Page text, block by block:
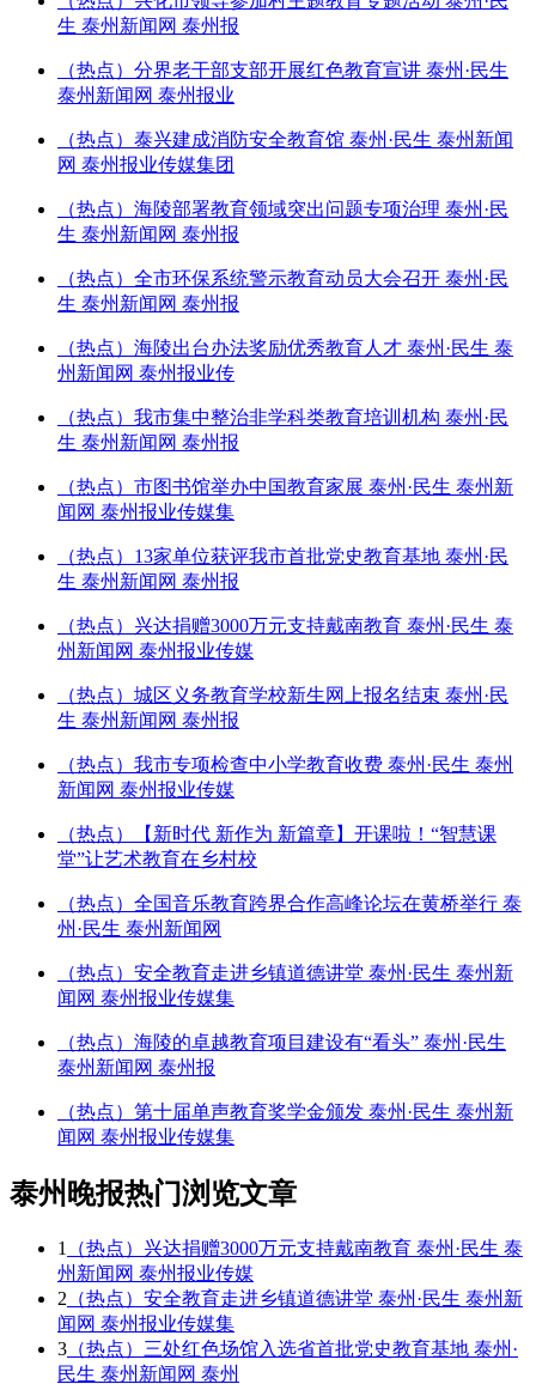
生 泰州新闻网 泰州报
（热点）分界老干部支部开展红色教育宣讲 泰州·民生
泰州新闻网 泰州报业
（热点）泰兴建成消防安全教育馆 泰州·民生 泰州新闻
网 泰州报业传媒集团
（热点）海陵部署教育领域突出问题专项治理 泰州·民
生 泰州新闻网 泰州报
（热点）全市环保系统警示教育动员大会召开 泰州·民
生 泰州新闻网 泰州报
（热点）海陵出台办法奖励优秀教育人才 泰州·民生 泰
州新闻网 泰州报业传
（热点）我市集中整治非学科类教育培训机构 泰州·民
生 泰州新闻网 泰州报
（热点）市图书馆举办中国教育家展 泰州·民生 泰州新
闻网 泰州报业传媒集
（热点）13家单位获评我市首批党史教育基地 泰州·民
生 泰州新闻网 泰州报
（热点）兴达捐赠3000万元支持戴南教育 泰州·民生 泰
州新闻网 泰州报业传媒
（热点）城区义务教育学校新生网上报名结束 泰州·民
生 泰州新闻网 泰州报
（热点）我市专项检查中小学教育收费 泰州·民生 泰州
新闻网 泰州报业传媒
（热点）【新时代 新作为 新篇章】开课啦！“智慧课
堂”让艺术教育在乡村校
（热点）全国音乐教育跨界合作高峰论坛在黄桥举行 泰
州·民生 泰州新闻网
（热点）安全教育走进乡镇道德讲堂 泰州·民生 泰州新
闻网 泰州报业传媒集
（热点）海陵的卓越教育项目建设有“看头” 泰州·民生
泰州新闻网 泰州报
（热点）第十届单声教育奖学金颁发 泰州·民生 泰州新
闻网 泰州报业传媒集
泰州晚报热门浏览文章
1
（热点）兴达捐赠3000万元支持戴南教育 泰州·民生 泰
州新闻网 泰州报业传媒
2 （热点）安全教育走进乡镇道德讲堂 泰州·民生 泰州新
闻网 泰州报业传媒集
3 （热点）三处红色场馆入选省首批党史教育基地 泰州·
民生 泰州新闻网 泰州